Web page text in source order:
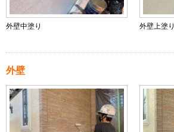
外壁中塗り 外壁上塗り
外壁